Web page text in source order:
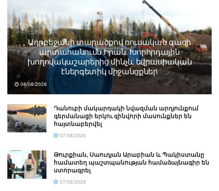
Ադրբեջանի տարածքով ռուսական գազի
արտահանումն Իրան. Խորհրդային
խողովակաշարերից մինչև եվրասիական
էներգետիկ միջանցքներ
08/08/2026
Դանուբի մակարդակի նվազման արդյունքում
գերմանացի երկու զինվորի մասունքներ են
հայտնաբերվել
07/08/2026
Թուրքիան, Սաուդյան Արաբիան և Պակիստանը
համատեղ պաշտպանության համաձայնագիր են
ստորագրել
07/08/2026